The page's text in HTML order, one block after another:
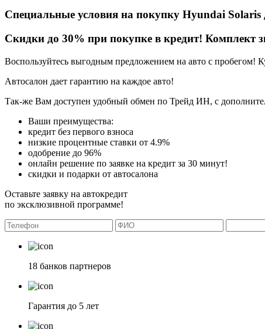
Специальные условия на покупку Hyundai Solaris
Скидки до 30% при покупке в кредит! Комплект
Воспользуйтесь выгодным предложением на авто с пробегом!
Автосалон дает гарантию на каждое авто!
Так-же Вам доступен удобный обмен по Трейд ИН, с
Ваши преимущества:
кредит без первого взноса
низкие процентные ставки от 4.9%
одобрение до 96%
онлайн решение по заявке на кредит за 30 минут!
скидки и подарки от автосалона
Оставьте заявку на автокредит
по эксклюзивной программе!
18 банков партнеров
Гарантия до 5 лет